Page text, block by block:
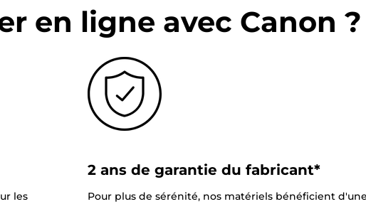
en ligne avec Canon ?
les
2 ans de garantie du fabricant*
Pour plus de sérénité, nos matériels bénéficient d'une